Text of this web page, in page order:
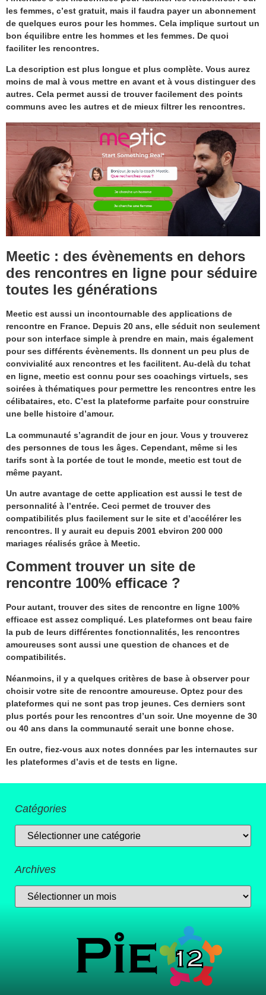
les femmes, c’est gratuit, mais il faudra payer un abonnement
de quelques euros pour les hommes. Cela implique surtout un
bon équilibre entre les hommes et les femmes. De quoi
faciliter les rencontres.
La description est plus longue et plus complète. Vous aurez
moins de mal à vous mettre en avant et à vous distinguer des
autres. Cela permet aussi de trouver facilement des points
communs avec les autres et de mieux filtrer les rencontres.
Meetic : des évènements en dehors
des rencontres en ligne pour séduire
toutes les générations
Meetic est aussi un incontournable des applications de
rencontre en France. Depuis 20 ans, elle séduit non seulement
pour son interface simple à prendre en main, mais également
pour ses différents évènements. Ils donnent un peu plus de
convivialité aux rencontres et les facilitent. Au-delà du tchat
en ligne, meetic est connu pour ses coachings virtuels, ses
soirées à thématiques pour permettre les rencontres entre les
célibataires, etc. C’est la plateforme parfaite pour construire
une belle histoire d’amour.
La communauté s’agrandit de jour en jour. Vous y trouverez
des personnes de tous les âges. Cependant, même si les
tarifs sont à la portée de tout le monde, meetic est tout de
même payant.
Un autre avantage de cette application est aussi le test de
personnalité à l’entrée. Ceci permet de trouver des
compatibilités plus facilement sur le site et d’accélérer les
rencontres. Il y aurait eu depuis 2001 ebviron 200 000
mariages réalisés grâce à Meetic.
Comment trouver un site de
rencontre 100% efficace ?
Pour autant, trouver des sites de rencontre en ligne 100%
efficace est assez compliqué. Les plateformes ont beau faire
la pub de leurs différentes fonctionnalités, les rencontres
amoureuses sont aussi une question de chances et de
compatibilités.
Néanmoins, il y a quelques critères de base à observer pour
choisir votre site de rencontre amoureuse. Optez pour des
plateformes qui ne sont pas trop jeunes. Ces derniers sont
plus portés pour les rencontres d’un soir. Une moyenne de 30
ou 40 ans dans la communauté serait une bonne chose.
En outre, fiez-vous aux notes données par les internautes sur
les plateformes d’avis et de tests en ligne.
Catégories
Archives